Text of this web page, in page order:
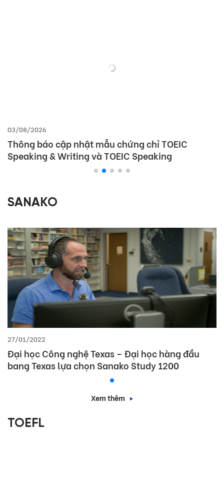
03/08/2026
Thông báo cập nhật mẫu chứng chỉ TOEIC
Speaking & Writing và TOEIC Speaking
SANAKO
27/01/2022
Đại học Công nghệ Texas – Đại học hàng đầu
bang Texas lựa chọn Sanako Study 1200
Xem thêm
TOEFL